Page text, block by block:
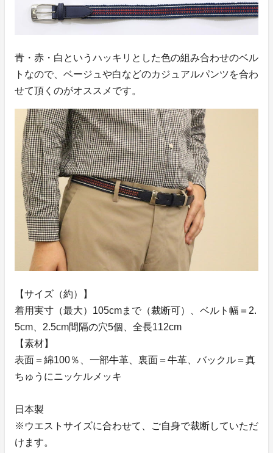
青・赤・白というハッキリとした色の組み合わせのベル
トなので、ベージュや白などのカジュアルパンツを合わ
せて頂くのがオススメです。
【サイズ（約）】
着用実寸（最大）105cmまで（裁断可）、ベルト幅＝2.
5cm、2.5cm間隔の穴5個、全長112cm
【素材】
表面＝綿100％、一部牛革、裏面＝牛革、バックル＝真
ちゅうにニッケルメッキ
日本製
※ウエストサイズに合わせて、ご自身で裁断していただ
けます。